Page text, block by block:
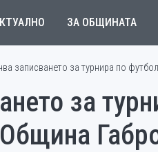
ЗА ОБЩИНАТА
записването за турнира по
за